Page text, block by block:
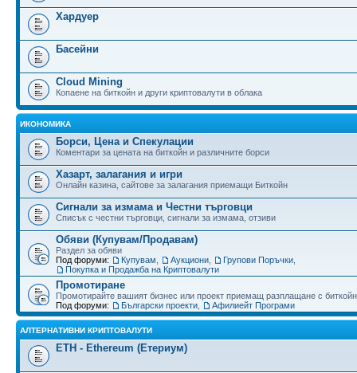
Хардуер
Басейни
Cloud Mining
Копаене на биткойн и други криптовалути в облака
ИКОНОМИКА
Борси, Цена и Спекулации
Коментари за цената на биткойн и различните борси
Хазарт, залагания и игри
Онлайн казина, сайтове за залагания приемащи Биткойн
Сигнали за измама и Честни търговци
Списък с честни търговци, сигнали за измама, отзиви
Обяви (Купувам/Продавам)
Раздел за обяви
Под форуми:
Купувам Аукциони Групови Поръчки
Покупка и Продажба на Криптовалути
Промотиране
Промотирайте вашият бизнес или проект приемащ разплащане с биткойн
Под форуми:
Български проекти Афилиейт Програми
АЛТЕРНАТИВНИ КРИПТОВАЛУТИ
ETH - Ethereum (Етериум)